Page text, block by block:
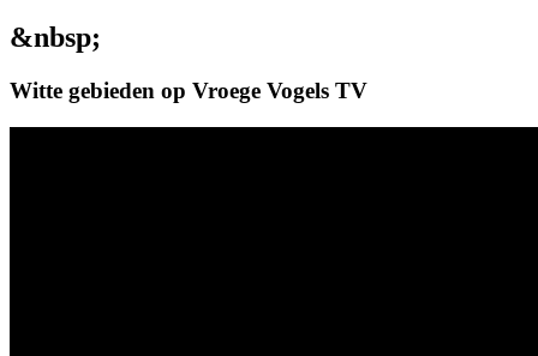
&nbsp;
Witte gebieden op Vroege Vogels TV